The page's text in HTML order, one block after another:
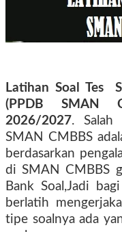
Latihan Soal Tes
(PPDB SMAN
2026/2027. Salah
SMAN CMBBS
berdasarkan
di SMAN CMBBS
Bank Soal ,Jadi
berlatih
tipe soalnyaada